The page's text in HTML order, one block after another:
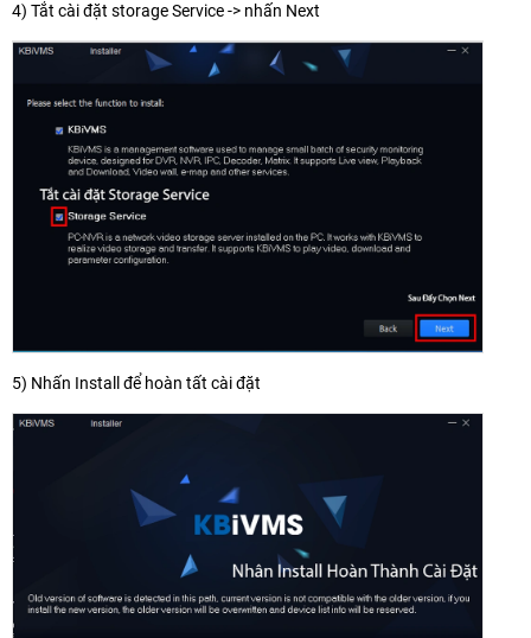
4) Tắt cài đặt storage Service -> nhấn Next
5) Nhấn Install để hoàn tất cài đặt